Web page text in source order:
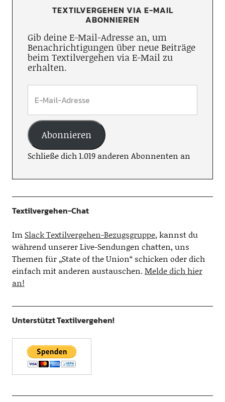
TEXTILVERGEHEN VIA E-MAIL
ABONNIEREN
Gib deine E-Mail-Adresse an, um
Benachrichtigungen über neue Beiträge
beim Textilvergehen via E-Mail zu
erhalten.
Abonnieren
Schließe dich 1.019 anderen Abonnenten an
Textilvergehen-Chat
Im Slack Textilvergehen-Bezugsgruppe, kannst du
während unserer Live-Sendungen chatten, uns
Themen für „State of the Union“ schicken oder dich
einfach mit anderen austauschen.Melde dich hier
an!
Unterstützt Textilvergehen!